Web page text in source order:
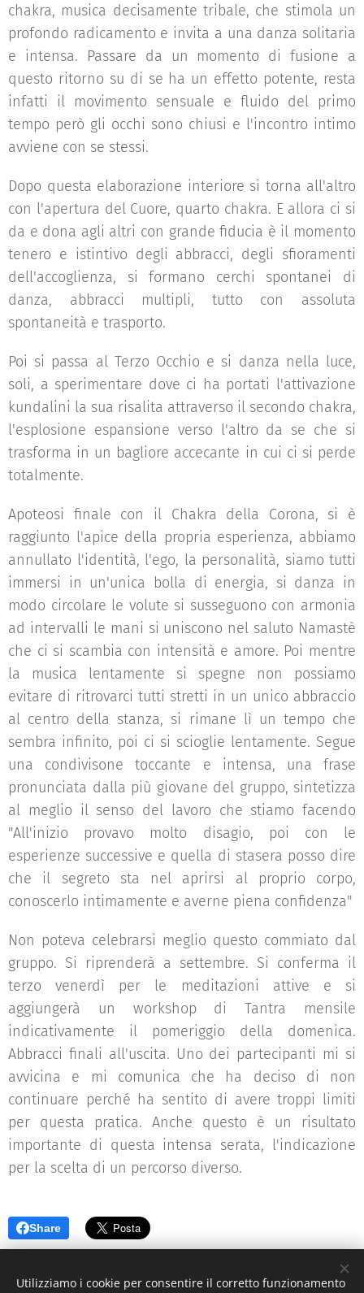
chakra, musica decisamente tribale, che stimola un
profondo radicamento e invita a una danza solitaria
e intensa. Passare da un momento di fusione a
questo ritorno su di se ha un effetto potente, resta
infatti il movimento sensuale e fluido del primo
tempo però gli occhi sono chiusi e l'incontro intimo
avviene con se stessi.
Dopo questa elaborazione interiore si torna all'altro
con l'apertura del Cuore, quarto chakra. E allora ci si
da e dona agli altri con grande fiducia è il momento
tenero e istintivo degli abbracci, degli sfioramenti
dell'accoglienza, si formano cerchi spontanei di
danza, abbracci multipli, tutto con assoluta
spontaneità e trasporto.
Poi si passa al Terzo Occhio e si danza nella luce,
soli, a sperimentare dove ci ha portati l'attivazione
kundalini la sua risalita attraverso il secondo chakra,
l'esplosione espansione verso l'altro da se che si
trasforma in un bagliore accecante in cui ci si perde
totalmente.
Apoteosi finale con il Chakra della Corona, si è
raggiunto l'apice della propria esperienza, abbiamo
annullato l'identità, l'ego, la personalità, siamo tutti
immersi in un'unica bolla di energia, si danza in
modo circolare le volute si susseguono con armonia
ad intervalli le mani si uniscono nel saluto Namastè
che ci si scambia con intensità e amore. Poi mentre
la musica lentamente si spegne non possiamo
evitare di ritrovarci tutti stretti in un unico abbraccio
al centro della stanza, si rimane lì un tempo che
sembra infinito, poi ci si scioglie lentamente. Segue
una condivisone toccante e intensa, una frase
pronunciata dalla più giovane del gruppo, sintetizza
al meglio il senso del lavoro che stiamo facendo
"All'inizio provavo molto disagio, poi con le
esperienze successive e quella di stasera posso dire
che il segreto sta nel aprirsi al proprio corpo,
conoscerlo intimamente e averne piena confidenza"
Non poteva celebrarsi meglio questo commiato dal
gruppo. Si riprenderà a settembre. Si conferma il
terzo venerdì per le meditazioni attive e si
aggiungerà un workshop di Tantra mensile
indicativamente il pomeriggio della domenica.
Abbracci finali all'uscita. Uno dei partecipanti mi si
avvicina e mi comunica che ha deciso di non
continuare perché ha sentito di avere troppi limiti
per questa pratica. Anche questo è un risultato
importante di questa intensa serata, l'indicazione
per la scelta di un percorso diverso.
Share
Utilizziamo i cookie per consentire il corretto funzionamento